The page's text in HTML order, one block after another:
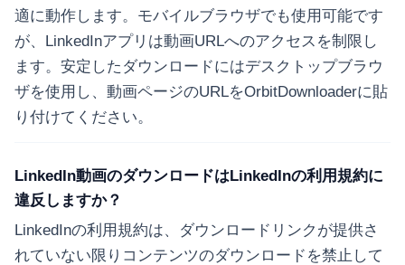
適に動作します。モバイルブラウザでも使用可能です
が、LinkedInアプリは動画URLへのアクセスを制限し
ます。安定したダウンロードにはデスクトップブラウ
ザを使用し、動画ページのURLをOrbitDownloaderに貼
り付けてください。
LinkedIn動画のダウンロードはLinkedInの利用規約に
違反しますか？
LinkedInの利用規約は、ダウンロードリンクが提供さ
れていない限りコンテンツのダウンロードを禁止して